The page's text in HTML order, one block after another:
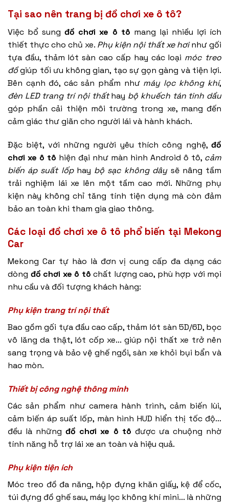
Tại sao nên trang bị đồ chơi xe ô tô?
Việc bổ sungđồ chơi xe ô tô mang lại nhiều lợi ích
thiết thực cho chủ xe. Phụ kiện nội thất xe hơinhư gối
tựa đầu, thảm lót sàn cao cấp hay các loại móc treo
đồgiúp tối ưu không gian, tạo sự gọn gàng và tiện lợi.
Bên cạnh đó, các sản phẩm như máy lọc không khí,
đèn LED trang trí nội thấthay bộ khuếch tán tinh dầu
góp phần cải thiện môi trường trong xe, mang đến
cảm giác thư giãn cho người lái và hành khách.
Đặc biệt, với những người yêu thích công nghệ, đồ
chơi xe ô tô hiện đại như màn hình Android ô tô, cảm
biến áp suất lốphay bộ sạc không dâysẽ nâng tầm
trải nghiệm lái xe lên một tầm cao mới. Những phụ
kiện này không chỉ tăng tính tiện dụng mà còn đảm
bảo an toàn khi tham gia giao thông.
Các loại đồ chơi xe ô tô phổ biến tại Mekong
Car
Mekong Car tự hào là đơn vị cung cấp đa dạng các
dòng đồ chơi xe ô tô chất lượng cao, phù hợp với mọi
nhu cầu và đối tượng khách hàng:
Phụ kiện trang trí nội thất
Bao gồm gối tựa đầu cao cấp, thảm lót sàn 5D/6D, bọc
vô lăng da thật, lót cốp xe... giúp nội thất xe trở nên
sang trọng và bảo vệ ghế ngồi, sàn xe khỏi bụi bẩn và
hao mòn.
Thiết bị công nghệ thông minh
Các sản phẩm như camera hành trình, cảm biến lùi,
cảm biến áp suất lốp, màn hình HUD hiển thị tốc độ...
đều là nhữngđồ chơi xe ô tô được ưa chuộng nhờ
tính năng hỗ trợ lái xe an toàn và hiệu quả.
Phụ kiện tiện ích
Móc treo đồ đa năng, hộp đựng khăn giấy, kệ để cốc,
túi đựng đồ ghế sau, máy lọc không khí mini... là những